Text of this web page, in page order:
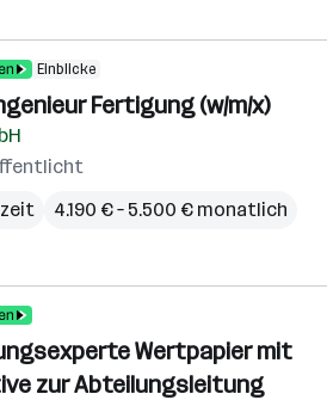
Einblicke
Fertigung (w/m/x)
4.190 € – 5.500 € monatlich
Wertpapier mit
zur Abteilungsleitung